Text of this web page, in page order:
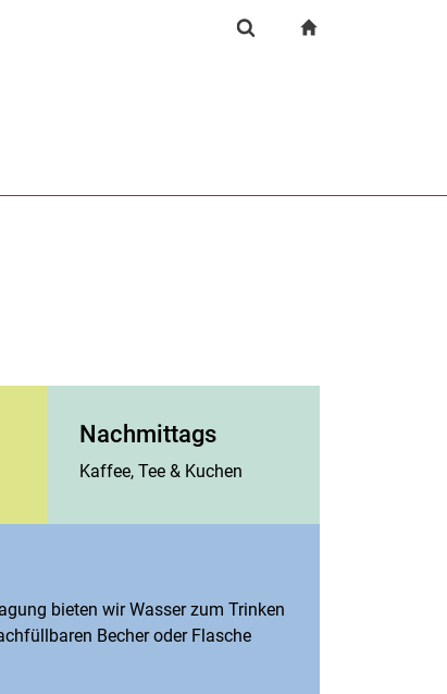
Nachmittags
Kaffee, Tee & Kuchen
bieten wir Wasser zum Trinken
Becher oder Flasche